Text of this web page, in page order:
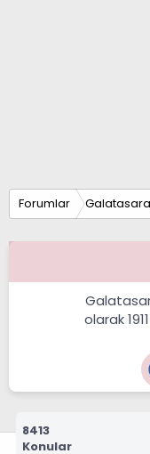
Forumlar
olarak
8413
Konular